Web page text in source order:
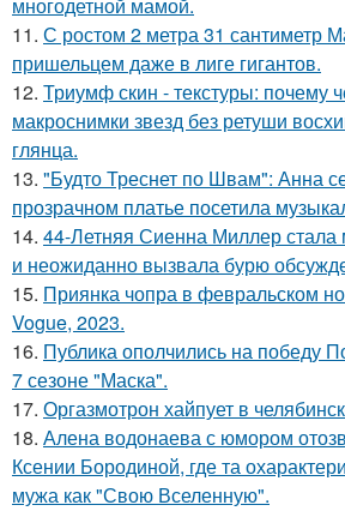
11. С ростом 2 метра 31 сантиметр
пришельцем даже в лиге гигантов.
12. Триумф скин - текстуры: почему
макроснимки звезд без ретуши
глянца.
13. "Будто Треснет по Швам": Анна
прозрачном платье посетила
14. 44-Летняя Сиенна Миллер стала
и неожиданно вызвала бурю
15. Приянка чопра в февральском
Vogue, 2023.
16. Публика ополчились на победу
7 сезоне "Маска".
17. Оргазмотрон хайпует в
18. Алена водонаева с юмором
Ксении Бородиной, где та
мужа как "Свою Вселенную".